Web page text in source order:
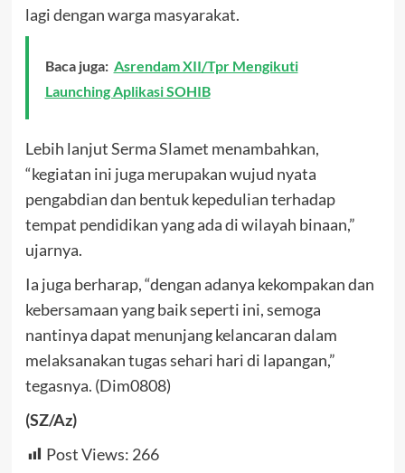
lagi dengan warga masyarakat.
Baca juga: Asrendam XII/Tpr Mengikuti
Launching Aplikasi SOHIB
Lebih lanjut Serma Slamet menambahkan,
“kegiatan ini juga merupakan wujud nyata
pengabdian dan bentuk kepedulian terhadap
tempat pendidikan yang ada di wilayah binaan,”
ujarnya.
Ia juga berharap, “dengan adanya kekompakan dan
kebersamaan yang baik seperti ini, semoga
nantinya dapat menunjang kelancaran dalam
melaksanakan tugas sehari hari di lapangan,”
tegasnya. (Dim0808)
(SZ/Az)
Post Views: 266